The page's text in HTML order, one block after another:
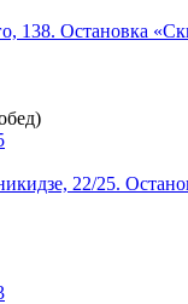
138. Остановка
22/25.